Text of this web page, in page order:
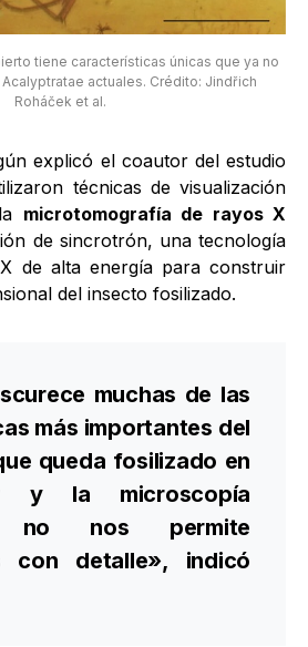
tiene características únicas que ya no
actuales. Crédito: Jindřich
Roháček et al.
explicó el coautor del estudio
técnicas de visualización
microtomografía de rayos X
de sincrotrón, una tecnología
de alta energía para construir
del insecto fosilizado.
muchas de las
más importantes del
queda fosilizado en
y la microscopía
no nos permite
con detalle», indicó